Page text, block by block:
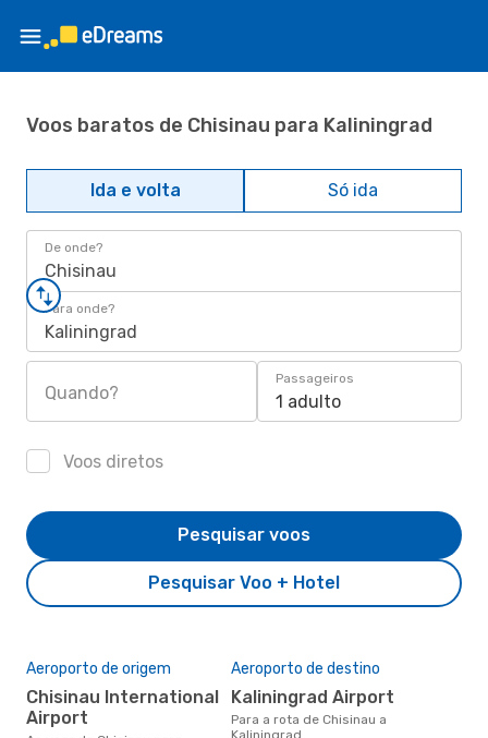
Voos baratos de Chisinau para Kaliningrad
Ida e volta Só ida
De onde?
Chisinau
Para onde?
Kaliningrad
Quando?
Passageiros
1 adulto
Voos diretos
Pesquisar Voo + Hotel
Pesquisar voos
Aeroporto de origem
Chisinau International
Airport
Aeroporto de destino
Kaliningrad Airport
Para a rota de Chisinau a
Kaliningrad